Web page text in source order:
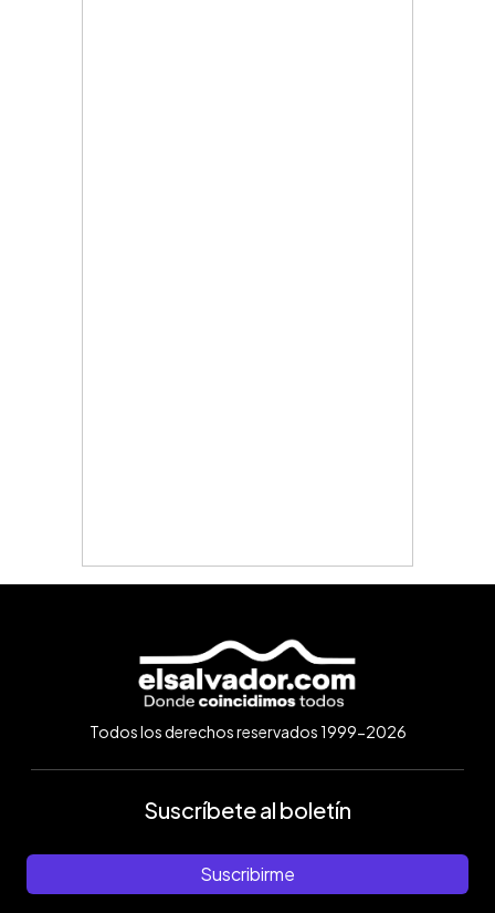
Todos los derechos reservados 1999-2026
Suscríbete al boletín
Suscribirme